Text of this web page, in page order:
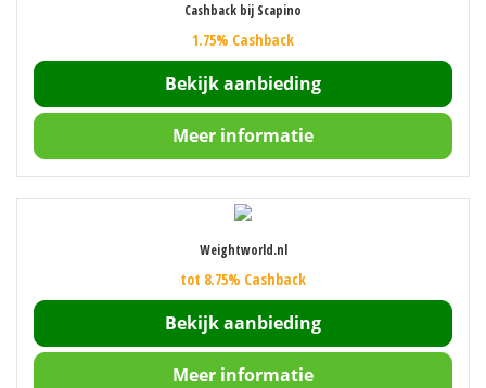
Cashback bij Scapino
1.75% Cashback
Bekijk aanbieding
Meer informatie
Weightworld.nl
tot 8.75% Cashback
Bekijk aanbieding
Meer informatie